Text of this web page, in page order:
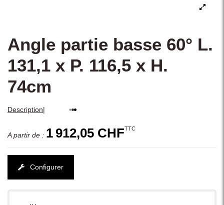
Angle partie basse 60° L.
131,1 x P. 116,5 x H.
74cm
Description|
A partir de : 1 912,05 CHFTTC
Configurer